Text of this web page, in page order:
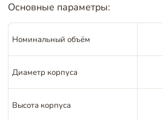
Основные параметры:
Номинальный объём
Диаметр корпуса
Высота корпуса